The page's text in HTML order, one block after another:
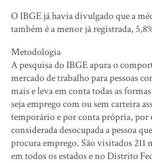
O IBGE já havia divulgado que a
também é a menor já registrada,
Metodologia
A pesquisa do IBGE apura o
mercado de trabalho para pessoas
mais e leva em conta todas as
seja emprego com ou sem carteira
temporário e por conta própria, por
considerada desocupada a pessoa
procura emprego. São visitados
em todos os estados e no Distrito